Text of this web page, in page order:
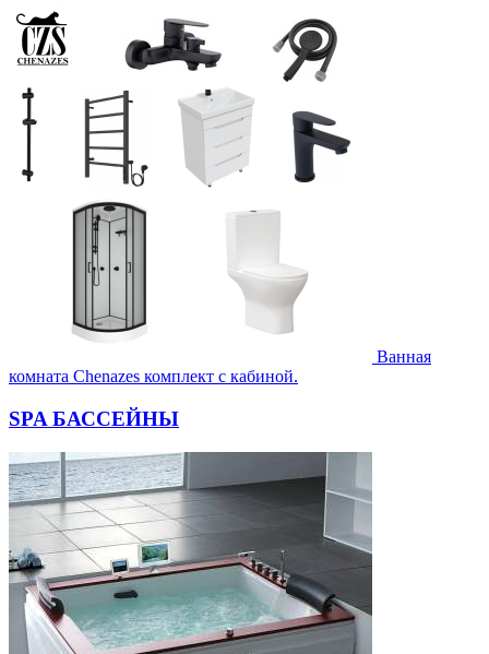
Ванная
комната Chenazes комплект с кабиной.
SPA БАССЕЙНЫ